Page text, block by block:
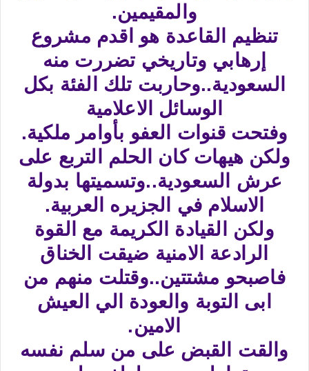
والمقيمين.
تنظيم القاعدة هو اقدم مشروع
إرهابي وتاريخي تضررت منه
السعودية..وحاربت تلك الفئة بكل
الوسائل الاعلامية
وفتحت قنوات العفو بأوامر ملكية.
ولكن هيهات كان الحلم التربع على
عرش السعودية..وتسميتها بدولة
الاسلام في الجزيره العربية.
ولكن القيادة الكريمة مع القوة
الرادعة الامنية ضيقت الخناق
فاصبحو مشتتين..وقتلت منهم من
ابى التوبة والعودة الي العيش
الامين.
والقت القبض على من سلم نفسه